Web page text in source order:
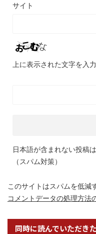
サイト
上に表示された文字を入
日本語が含まれない投稿
（スパム対策）
このサイトはスパムを低減
コメントデータの処理方法
同時に読んでいただき